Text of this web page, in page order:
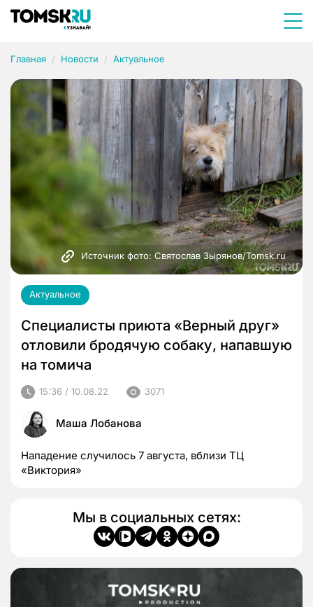
Главная Новости Актуальное
Источник фото: Святослав Зырянов/Tomsk.ru
Актуальное
Специалисты приюта «Верный друг»
отловили бродячую собаку, напавшую
на томича
15:36 / 10.08.22 3071
Маша Лобанова
Нападение случилось 7 августа, вблизи ТЦ
«Виктория»
Мы в социальных сетях: